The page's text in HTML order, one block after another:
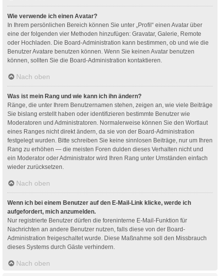
Wie verwende ich einen Avatar?
In Ihrem persönlichen Bereich können Sie unter „Profil“ einen Avatar über
eine der folgenden vier Methoden hinzufügen: Gravatar, Galerie, Remote
oder Hochladen. Die Board-Administration kann bestimmen, ob und wie die
Benutzer Avatare benutzen können. Wenn Sie keinen Avatar benutzen
können, sollten Sie die Board-Administration kontaktieren.
Nach oben
Was ist mein Rang und wie kann ich ihn ändern?
Ränge, die unter Ihrem Benutzernamen stehen, zeigen an, wie viele Beiträge
Sie bislang erstellt haben oder identifizieren bestimmte Benutzer wie
Moderatoren und Administratoren. Normalerweise können Sie den Wortlaut
eines Ranges nicht direkt ändern, da sie von der Board-Administration
festgelegt wurden. Bitte schreiben Sie keine sinnlosen Beiträge, nur um Ihren
Rang zu erhöhen — die meisten Foren dulden dieses Verhalten nicht und
ein Moderator oder Administrator wird Ihren Rang unter Umständen einfach
wieder zurücksetzen.
Nach oben
Wenn ich bei einem Benutzer auf den E-Mail-Link klicke, werde ich
aufgefordert, mich anzumelden.
Nur registrierte Benutzer dürfen die foreninterne E-Mail-Funktion für
Nachrichten an andere Benutzer nutzen, falls diese von der Board-
Administration freigeschaltet wurde. Diese Maßnahme soll den Missbrauch
dieses Systems durch Gäste verhindern.
Nach oben